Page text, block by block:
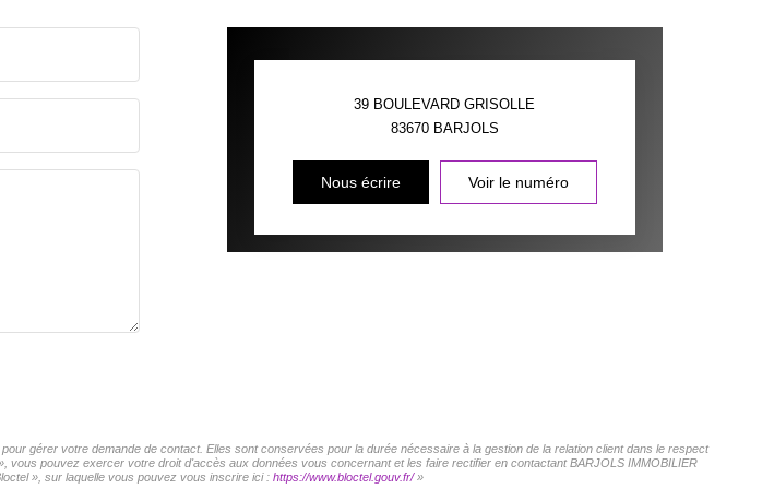
39 BOULEVARD GRISOLLE
83670 BARJOLS
Nous écrire Voir le numéro
gérer votre demande de contact. Elles sont conservées pour la durée nécessaire à la gestion de la relation client dans le respect
pouvez exercer votre droit d'accès aux données vous concernant et les faire rectifier en contactant BARJOLS IMMOBILIER
», sur laquelle vous pouvez vous inscrire ici : https://www.bloctel.gouv.fr/»